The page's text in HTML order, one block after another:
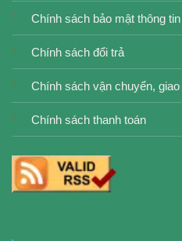
Chính sách bảo mật thông tin
Chính sách đổi trả
Chính sách vận chuyển, giao
Chính sách thanh toán